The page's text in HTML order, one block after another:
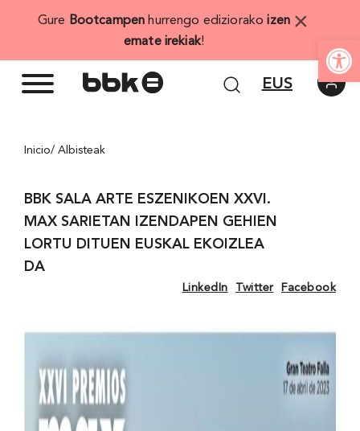
Gure Bootcampen hurrengo ediziorakoizen
emate irekiak!
×
EUS
Inicio/ Albisteak
BBK SALA ARTE ESZENIKOEN XXVI.
MAX SARIETAN IZENDAPEN GEHIEN
LORTU DITUEN EUSKAL EKOIZLEA
DA
LinkedIn Twitter Facebook